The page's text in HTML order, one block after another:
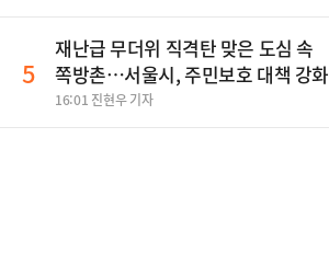
5
재난급 무더위 직격탄 맞은 도심 속
쪽방촌…서울시, 주민보호 대책 강화
16:01 진현우 기자